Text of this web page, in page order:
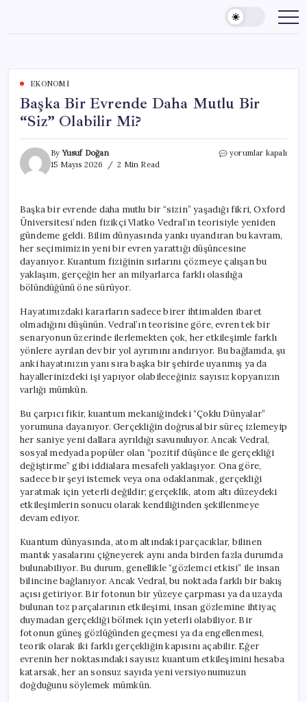
content
EKONOMI
Başka Bir Evrende Daha Mutlu Bir
“Siz” Olabilir Mi?
ByYusuf Doğan
15 Mayıs 2026
2 Min Read
Başka
Bir
“Siz”
Olabilir
Mi?
için
yorumlar kapalı
Başka bir evrende daha mutlu bir “sizin” yaşadığı fikri, Oxford
Üniversitesi’nden fizikçi Vlatko Vedral’ın teorisiyle yeniden
gündeme geldi. Bilim dünyasında yankı uyandıran bu kavram,
her seçimimizin yeni bir evren yarattığı düşüncesine
dayanıyor. Kuantum fiziğinin sırlarını çözmeye çalışan bu
yaklaşım, gerçeğin her an milyarlarca farklı olasılığa
bölündüğünü öne sürüyor.
Hayatımızdaki kararların sadece birer ihtimalden ibaret
olmadığını düşünün. Vedral’ın teorisine göre, evren tek bir
senaryonun üzerinde ilerlemekten çok, her etkileşimle farklı
yönlere ayrılan dev bir yol ayrımını andırıyor. Bu bağlamda, şu
anki hayatınızın yanı sıra başka bir şehirde uyanmış ya da
hayallerinizdeki işi yapıyor olabileceğiniz sayısız kopyanızın
varlığı mümkün.
Bu çarpıcı fikir, kuantum mekaniğindeki “Çoklu Dünyalar”
yorumuna dayanıyor. Gerçekliğin doğrusal bir süreç izlemeyip
her saniye yeni dallara ayrıldığı savunuluyor. Ancak Vedral,
sosyal medyada popüler olan “pozitif düşünce ile gerçekliği
değiştirme” gibi iddialara mesafeli yaklaşıyor. Ona göre,
sadece bir şeyi istemek veya ona odaklanmak, gerçekliği
yaratmak için yeterli değildir; gerçeklik, atom altı düzeydeki
etkileşimlerin sonucu olarak kendiliğinden şekillenmeye
devam ediyor.
Kuantum dünyasında, atom altındaki parçacıklar, bilinen
mantık yasalarını çiğneyerek aynı anda birden fazla durumda
bulunabiliyor. Bu durum, genellikle “gözlemci etkisi” ile insan
bilincine bağlanıyor. Ancak Vedral, bu noktada farklı bir bakış
açısı getiriyor. Bir fotonun bir yüzeye çarpması ya da uzayda
bulunan toz parçalarının etkileşimi, insan gözlemine ihtiyaç
duymadan gerçekliği bölmek için yeterli olabiliyor. Bir
fotonun güneş gözlüğünden geçmesi ya da engellenmesi,
teorik olarak iki farklı gerçekliğin kapısını açabilir. Eğer
evrenin her noktasındaki sayısız kuantum etkileşimini hesaba
katarsak, her an sonsuz sayıda yeni versiyonumuzun
doğduğunu söylemek mümkün.